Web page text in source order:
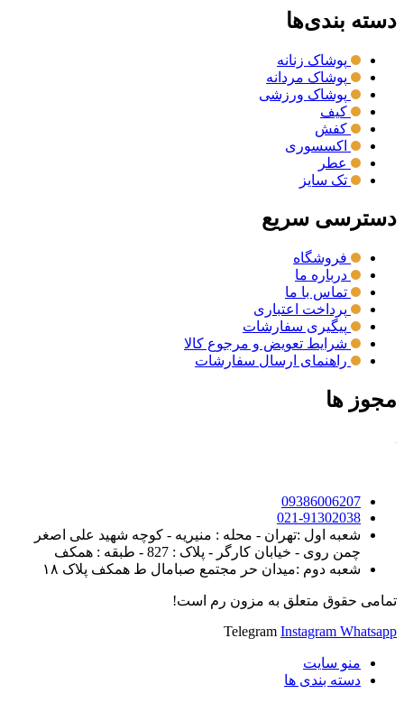
دسته بندی‌ها
پوشاک زنانه
پوشاک مردانه
پوشاک ورزشی
کیف
کفش
اکسسوری
عطر
تک سایز
دسترسی سریع
فروشگاه
درباره ما
تماس با ما
پرداخت اعتباری
پیگیری سفارشات
شرایط تعویض و مرجوع کالا
راهنمای ارسال سفارشات
مجوز ها
09386006207
021-91302038
شعبه اول :تهران - محله : منیریه - کوچه شهید علی اصغر
چمن روی - خیابان کارگر - پلاک : 827 - طبقه : همکف
شعبه دوم :میدان حر مجتمع صبامال ط همکف پلاک ۱۸
تمامی حقوق متعلق به مزون رم است!
Telegram Instagram Whatsapp
منو سایت
دسته بندی ها